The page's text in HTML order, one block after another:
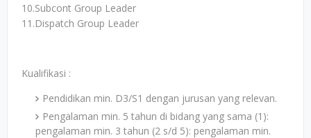
10.Subcont Group Leader
11.Dispatch Group Leader
Kualifikasi :
Pendidikan min. D3/S1 dengan jurusan yang relevan.
Pengalaman min. 5 tahun di bidang yang sama (1):
pengalaman min. 3 tahun (2 s/d 5): pengalaman min.